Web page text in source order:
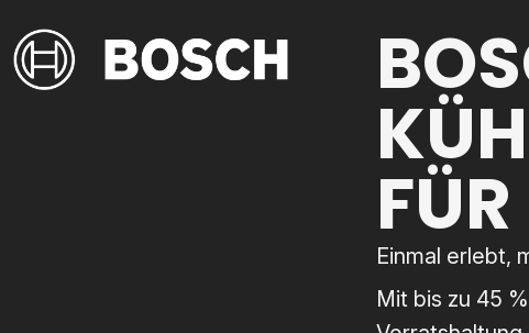
Einmal erlebt,
Mit bis zu 45